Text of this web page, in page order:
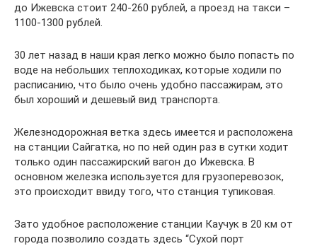
до Ижевска стоит 240-260 рублей, а проезд на такси –
1100-1300 рублей.
30 лет назад в наши края легко можно было попасть по
воде на небольших теплоходиках, которые ходили по
расписанию, что было очень удобно пассажирам, это
был хороший и дешевый вид транспорта.
Железнодорожная ветка здесь имеется и расположена
на станции Сайгатка, но по ней один раз в сутки ходит
только один пассажирский вагон до Ижевска. В
основном железка используется для грузоперевозок,
это происходит ввиду того, что станция тупиковая.
Зато удобное расположение станции Каучук в 20 км от
города позволило создать здесь “Сухой порт